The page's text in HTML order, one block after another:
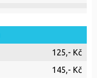
125,- Kč
145,- Kč